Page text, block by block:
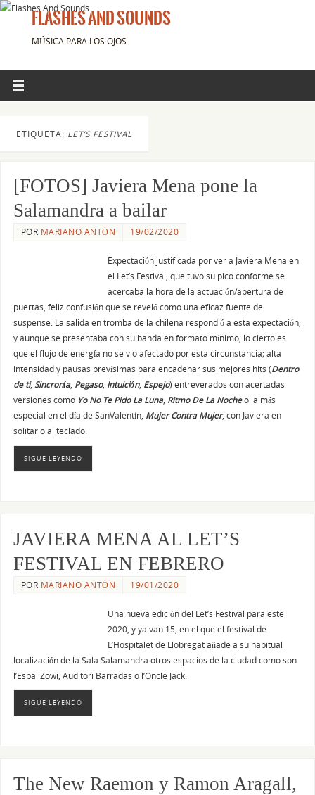
FLASHES AND SOUNDS
MÚSICA PARA LOS OJOS.
ETIQUETA: LET’S FESTIVAL
[FOTOS] Javiera Mena pone la
Salamandra a bailar
POR MARIANO ANTÓN 19/02/2020
Expectación justificada por ver a Javiera Mena en
el Let’s Festival, que tuvo su pico conforme se
acercaba la hora de la actuación/apertura de
puertas, feliz confusión que se reveló como una eficaz fuente de
suspense. La salida en tromba de la chilena respondió a esta expectación,
y aunque se presentaba con su banda en formato mínimo, lo cierto es
que el flujo de energía no se vio afectado por esta circunstancia; alta
intensidad y pausas brevísimas para encadenar sus mejores hits (Dentro
de ti, Sincronía, Pegaso, Intuición, Espejo) entreverados con acertadas
versiones como Yo No Te Pido La Luna, Ritmo De La Nocheo la más
especial en el día de SanValentín, Mujer Contra Mujer, con Javiera en
solitario al teclado.
SIGUE LEYENDO
JAVIERA MENA AL LET’S
FESTIVAL EN FEBRERO
POR MARIANO ANTÓN 19/01/2020
Una nueva edición del Let’s Festival para este
2020, y ya van 15, en el que el festival de
L’Hospitalet de Llobregat añade a su habitual
localización de la Sala Salamandra otros espacios de la ciudad como son
l’Espai Zowi, Auditori Barradas o l’Oncle Jack.
SIGUE LEYENDO
The New Raemon y Ramon Aragall,